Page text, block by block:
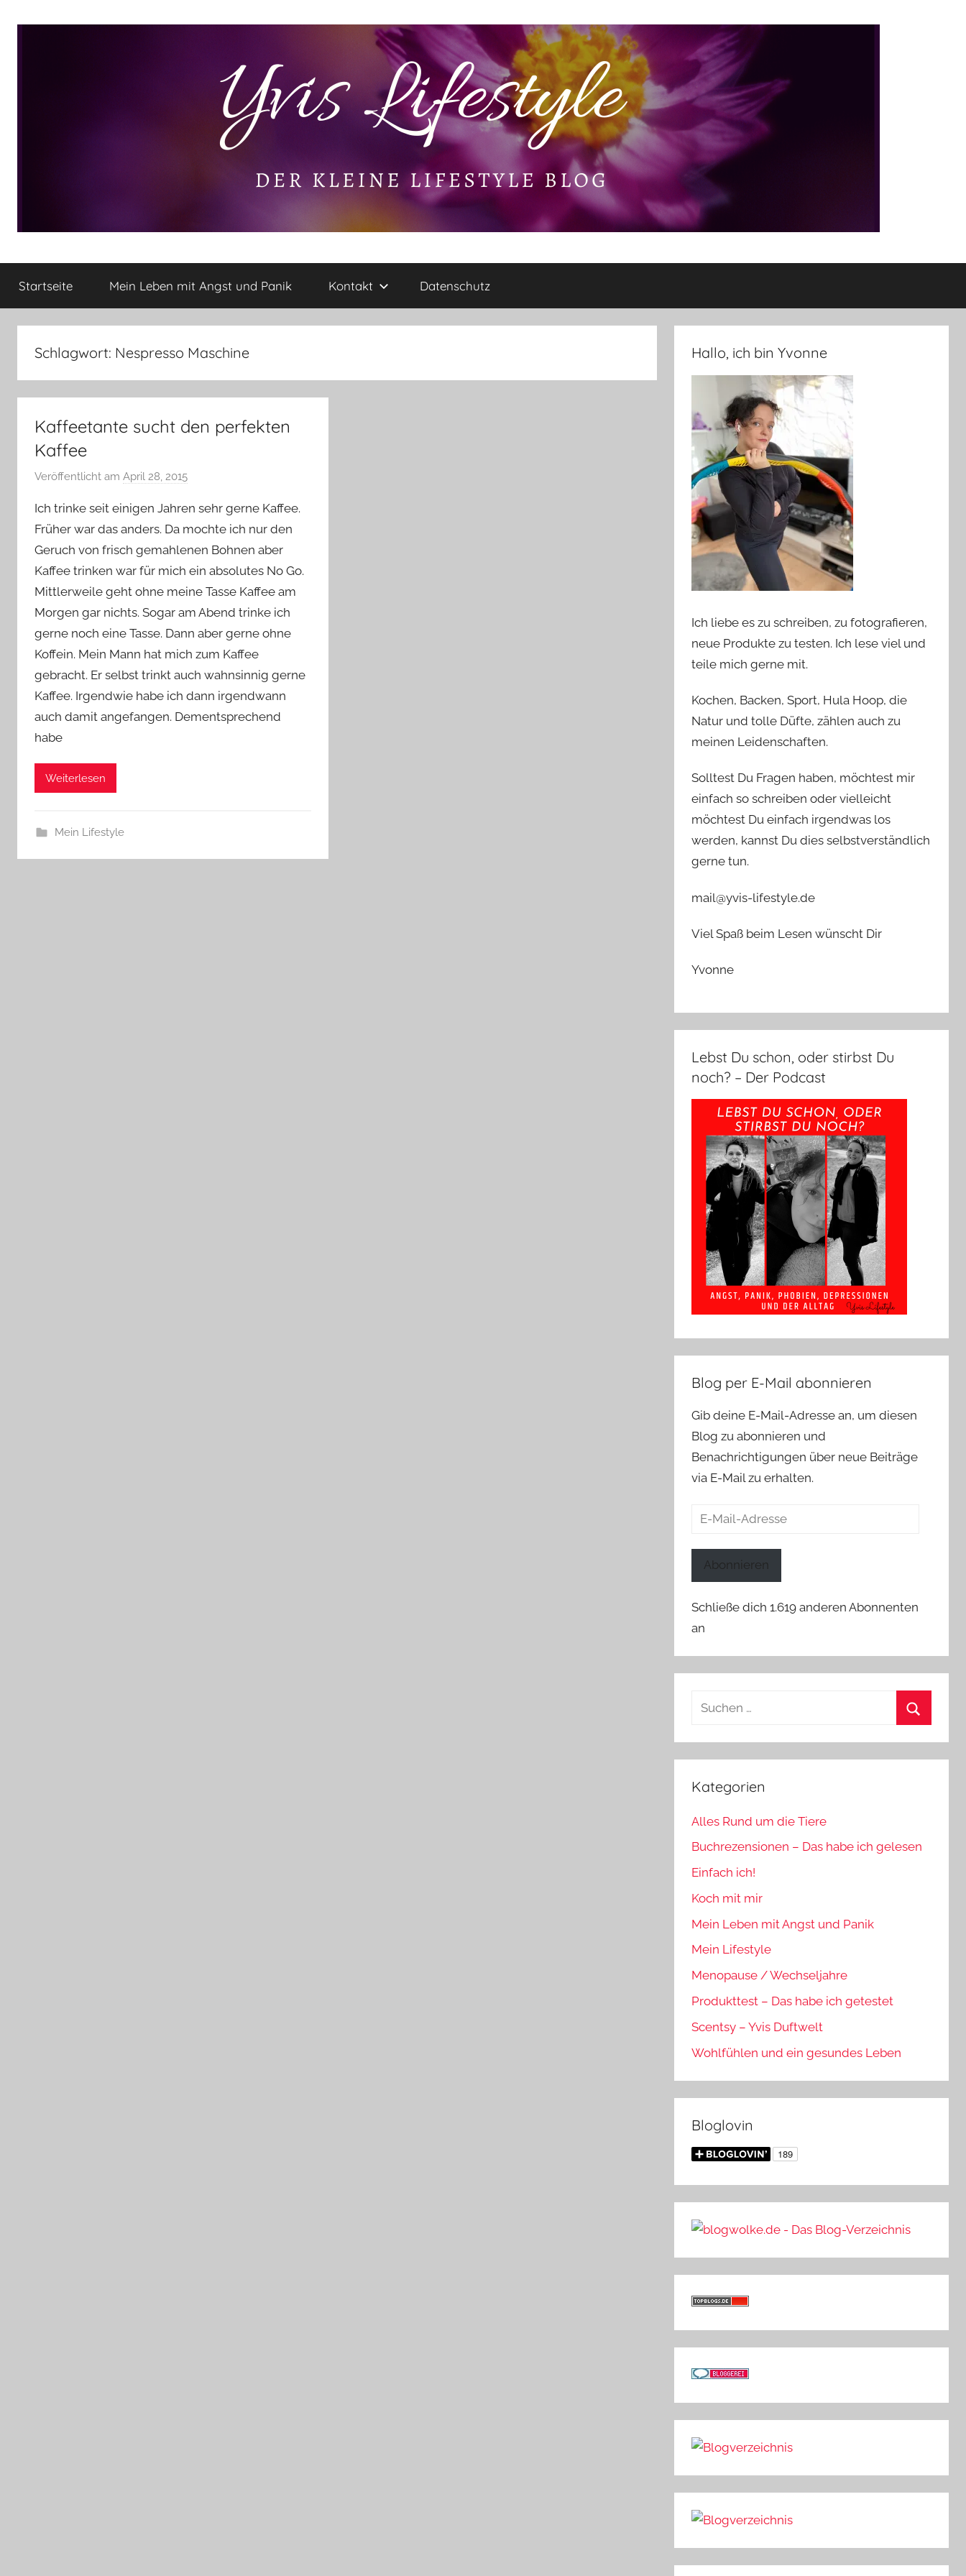
Yvis
Lifestyle
kleine
Lifestyle
Rezensionen,
Produkttests
und
mehr
Startseite Mein Leben mit Angst und Panik Kontakt Datenschutz
Schlagwort: Nespresso Maschine
Kaffeetante sucht den perfekten
Kaffee
Veröffentlicht am April 28, 2015
n
Y
v
o
n
n
Ich trinke seit einigen Jahren sehr gerne Kaffee.
Früher war das anders. Da mochte ich nur den
Geruch von frisch gemahlenen Bohnen aber
Kaffee trinken war für mich ein absolutes No Go.
Mittlerweile geht ohne meine Tasse Kaffee am
Morgen gar nichts. Sogar am Abend trinke ich
gerne noch eine Tasse. Dann aber gerne ohne
Koffein. Mein Mann hat mich zum Kaffee
gebracht. Er selbst trinkt auch wahnsinnig gerne
Kaffee. Irgendwie habe ich dann irgendwann
auch damit angefangen. Dementsprechend
habe
Weiterlesen
Mein Lifestyle
Hallo, ich bin Yvonne
Ich liebe es zu schreiben, zu fotografieren,
neue Produkte zu testen. Ich lese viel und
teile mich gerne mit.
Kochen, Backen, Sport, Hula Hoop, die
Natur und tolle Düfte, zählen auch zu
meinen Leidenschaften.
Solltest Du Fragen haben, möchtest mir
einfach so schreiben oder vielleicht
möchtest Du einfach irgendwas los
werden, kannst Du dies selbstverständlich
gerne tun.
mail@yvis-lifestyle.de
Viel Spaß beim Lesen wünscht Dir
Yvonne
Lebst Du schon, oder stirbst Du
noch? – Der Podcast
Blog per E-Mail abonnieren
Gib deine E-Mail-Adresse an, um diesen
Blog zu abonnieren und
Benachrichtigungen über neue Beiträge
via E-Mail zu erhalten.
E-
Abonnieren
Schließe dich 1.619 anderen Abonnenten
an
Suchen
Kategorien
Alles Rund um die Tiere
Buchrezensionen – Das habe ich gelesen
Einfach ich!
Koch mit mir
Mein Leben mit Angst und Panik
Mein Lifestyle
Menopause / Wechseljahre
Produkttest – Das habe ich getestet
Scentsy – Yvis Duftwelt
Wohlfühlen und ein gesundes Leben
Bloglovin